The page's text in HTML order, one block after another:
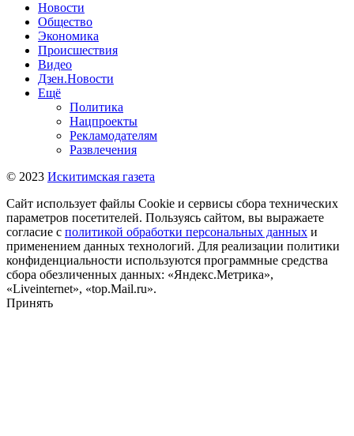
Новости
Общество
Экономика
Происшествия
Видео
Дзен.Новости
Ещё
Политика
Нацпроекты
Рекламодателям
Развлечения
© 2023 Искитимская газета
Сайт использует файлы Cookie и сервисы сбора технических
параметров посетителей. Пользуясь сайтом, вы выражаете
согласие с политикой обработки персональных данных и
применением данных технологий. Для реализации политики
конфиденциальности используются программные средства
сбора обезличенных данных: «Яндекс.Метрика»,
«Liveinternet», «top.Mail.ru».
Принять